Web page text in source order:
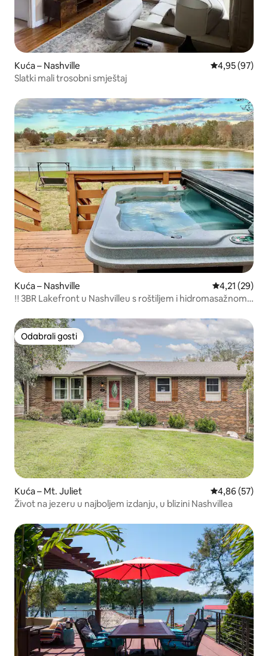
Kuća – Nashville Prosječna
4,95 (97)
Slatki mali trosobni smještaj
Kuća – Nashville Prosječna
4,21 (29)
‼ ️3BR Lakefront u Nashvilleu s roštiljem i hidromasažnom
Odabrali gosti
Odabrali gosti
Kuća – Mt. Juliet Prosječna
4,86 (57)
Život na jezeru u najboljem izdanju, u blizini Nashvillea